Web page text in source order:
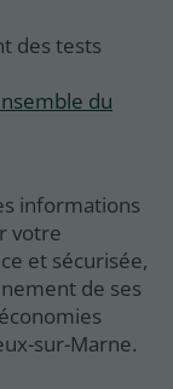
des tests
du
informations
votre
et sécurisée,
de ses
sur-Marne.